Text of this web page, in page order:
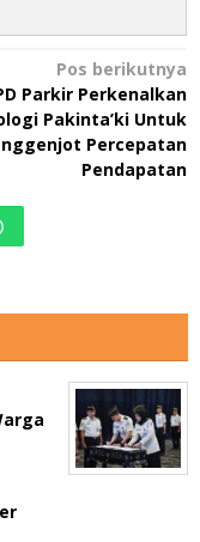
Pos berikutnya
Parkir Perkenalkan
Pakinta’ki Untuk
Percepatan
Pendapatan